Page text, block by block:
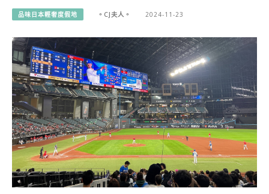
品味日本輕奢度假地 。CJ夫人。 2024-11-23